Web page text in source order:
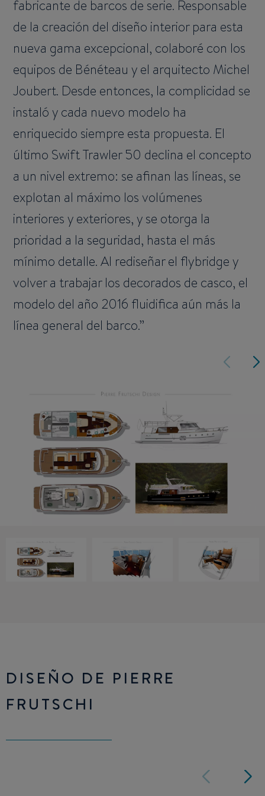
fabricante de barcos de serie. Responsable
de la creación del diseño interior para esta
nueva gama excepcional, colaboré con los
equipos de Bénéteau y el arquitecto Michel
Joubert. Desde entonces, la complicidad se
instaló y cada nuevo modelo ha
enriquecido siempre esta propuesta. El
último Swift Trawler 50 declina el concepto
a un nivel extremo: se afinan las líneas, se
explotan al máximo los volúmenes
interiores y exteriores, y se otorga la
prioridad a la seguridad, hasta el más
mínimo detalle. Al rediseñar el flybridge y
volver a trabajar los decorados de casco, el
modelo del año 2016 fluidifica aún más la
línea general del barco.
DISEÑO DE PIERRE
FRUTSCHI